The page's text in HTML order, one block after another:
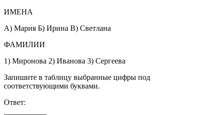
ИМЕНА
А) Мария Б) Ирина В) Светлана
ФАМИЛИИ
1) Миронова 2) Иванова 3) Сергеева
Запишите в таблицу выбранные цифры под
соответствующими буквами.
Ответ: